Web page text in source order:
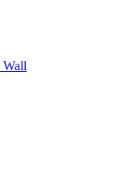
Wall